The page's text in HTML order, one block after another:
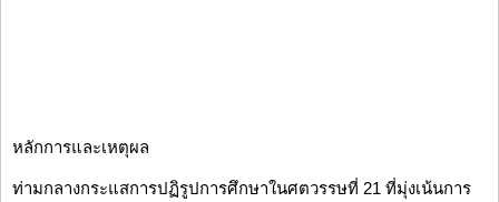
หลักการและเหตุผล
ท่ามกลางกระแสการปฏิรูปการศึกษาในศตวรรษที่ 21 ที่มุ่งเน้นการ